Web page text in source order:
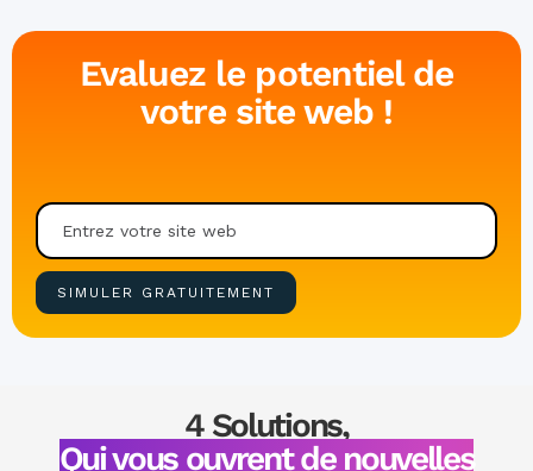
Evaluez le potentiel de
votre site web !
4 Solutions,
Qui vous ouvrent de nouvelles